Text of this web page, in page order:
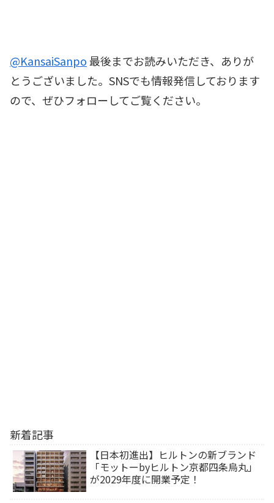
@KansaiSanpo最後までお読みいただき、ありが
とうございました。SNSでも情報発信しております
ので、ぜひフォローしてご覧ください。
新着記事
【日本初進出】ヒルトンの新ブランド
「モットーbyヒルトン京都四条烏丸」
が2029年度に開業予定！